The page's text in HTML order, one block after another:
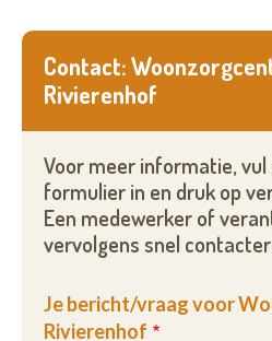
Contact:
Rivierenhof
Voor meer informatie,
formulier in en druk op
Een medewerker of
vervolgens snel
Je bericht/vraag voor
Rivierenhof